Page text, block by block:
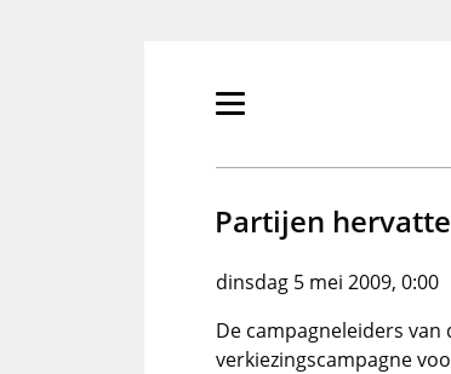
Primair
tonen/verbergen
Partijen
dinsdag 5 mei 2009, 0:00
De campagneleiders
verkiezingscampagne